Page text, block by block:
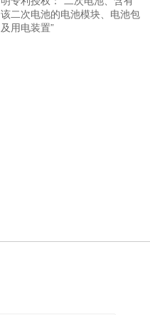
该二次电池的电池模块、电池包
及用电装置”